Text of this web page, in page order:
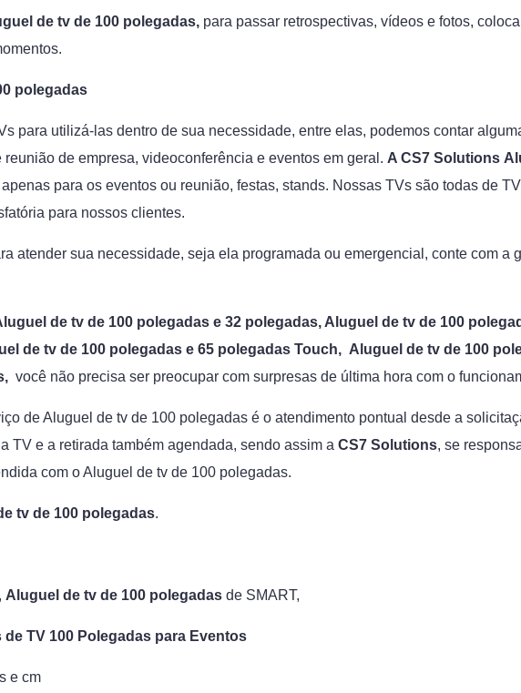
de tv de 100 polegadas, para passar retrospectivas, vídeos e fotos,
polegadas
para utilizá-las dentro de sua necessidade, entre elas, podemos contar
de empresa, videoconferência e eventos em geral. A CS7 Solutions
para os eventos ou reunião, festas, stands. Nossas TVs são todas de
para nossos clientes.
atender sua necessidade, seja ela programada ou emergencial, conte com a
de tv de 100 polegadas e 32 polegadas, Aluguel de tv de 100
de tv de 100 polegadas e 65 polegadas Touch, Aluguel de tv de 100
você não precisa ser preocupar com surpresas de última hora com o
de Aluguel de tv de 100 polegadas é o atendimento pontual desde a
TV e a retirada também agendada, sendo assim a CS7 Solutions, se
com o Aluguel de tv de 100 polegadas.
tv de 100 polegadas.
Aluguel de tv de 100 polegadas de SMART,
de TV 100 Polegadas para Eventos
e cm